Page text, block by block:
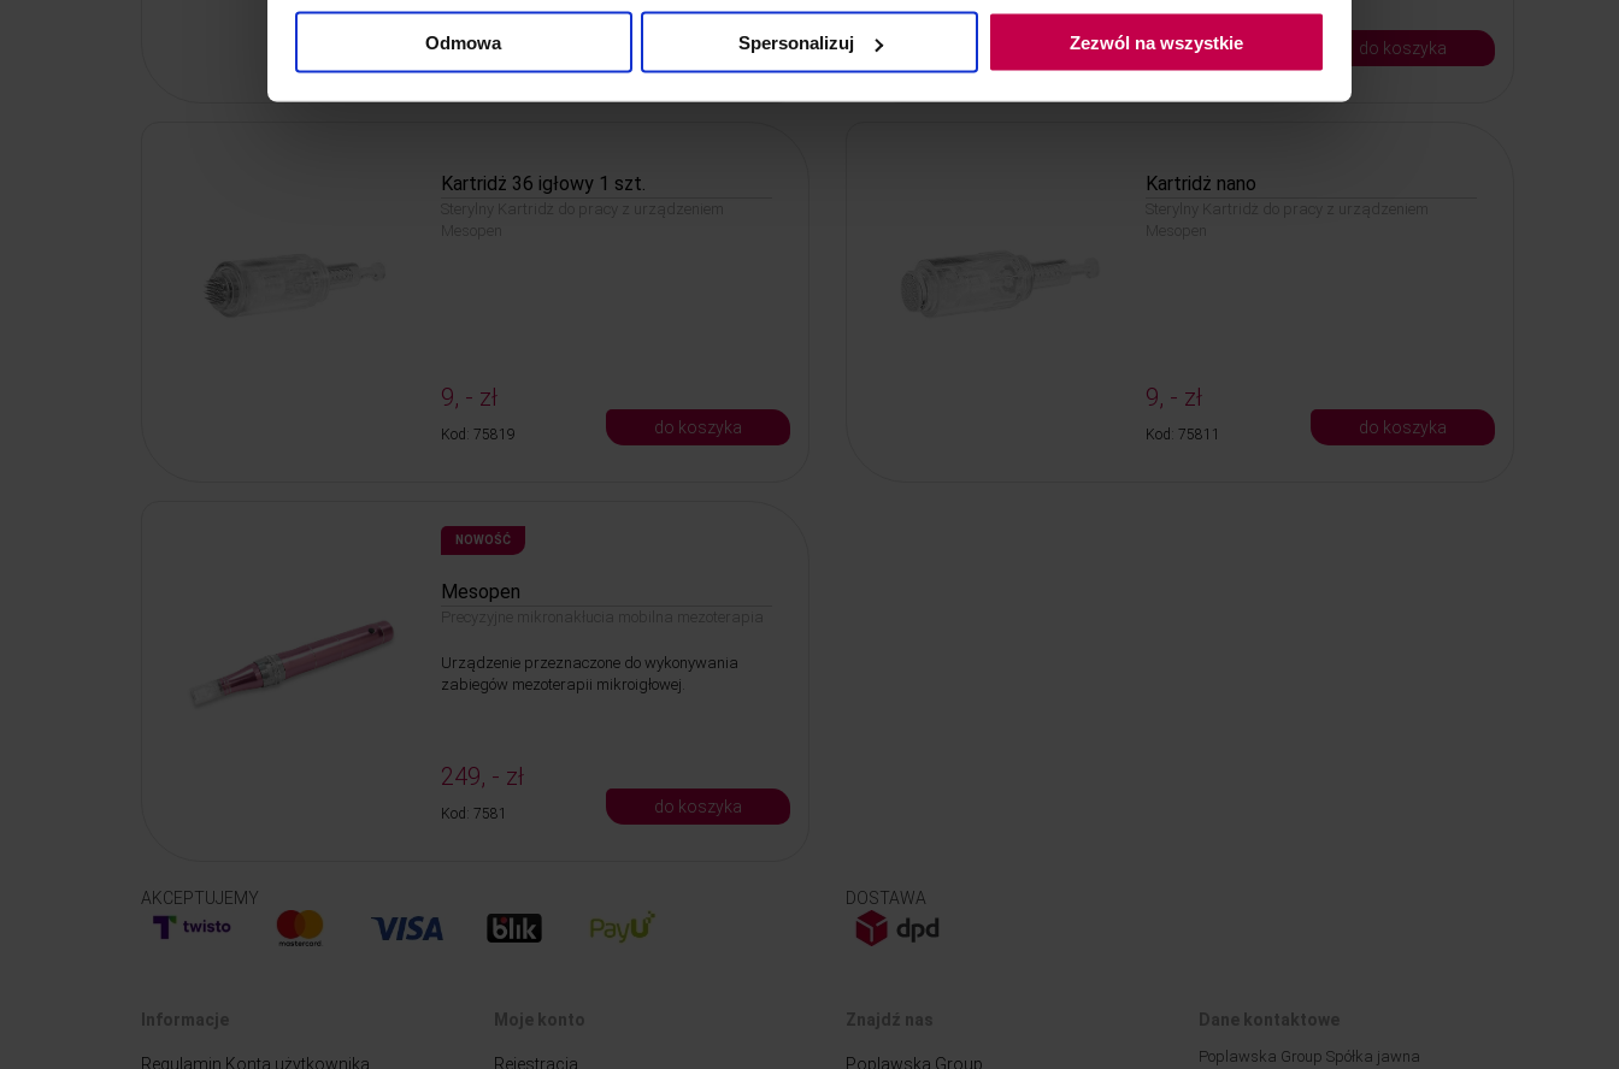
Odmowa Spersonalizuj Zezwól na wszystkie
9, - zł
do koszyka
9, - zł
Kod: 75812 do koszyka
Kartridż 36 igłowy 1 szt.
Sterylny Kartridż do pracy z urządzeniem
9, - zł
Kod: 75819 do koszyka
Kartridż nano
Sterylny Kartridż do pracy z urządzeniem
9, - zł
Kod: 75811 do koszyka
NOWOŚĆ
Mesopen
Precyzyjne mikronakłucia mobilna mezoterapia
Urządzenie przeznaczone do wykonywania
zabiegów mezoterapii mikroigłowej.
249, - zł
Kod: 7581 do koszyka
AKCEPTUJEMY DOSTAWA
Informacje
Regulamin Konta użytkownika
Moje konto
Rejestracja
Znajdź nas
Poplawska Group
Dane kontaktowe
Poplawska Group Spółka jawna